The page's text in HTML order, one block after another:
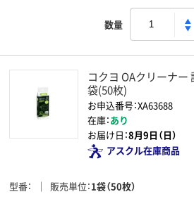
数量
コクヨ OAクリーナー
袋(50枚)
お申込番号：XA63688
在庫：あり
お届け日：8月9日（日）
アスクル在庫商品
型番 販売単位 1袋（50枚）